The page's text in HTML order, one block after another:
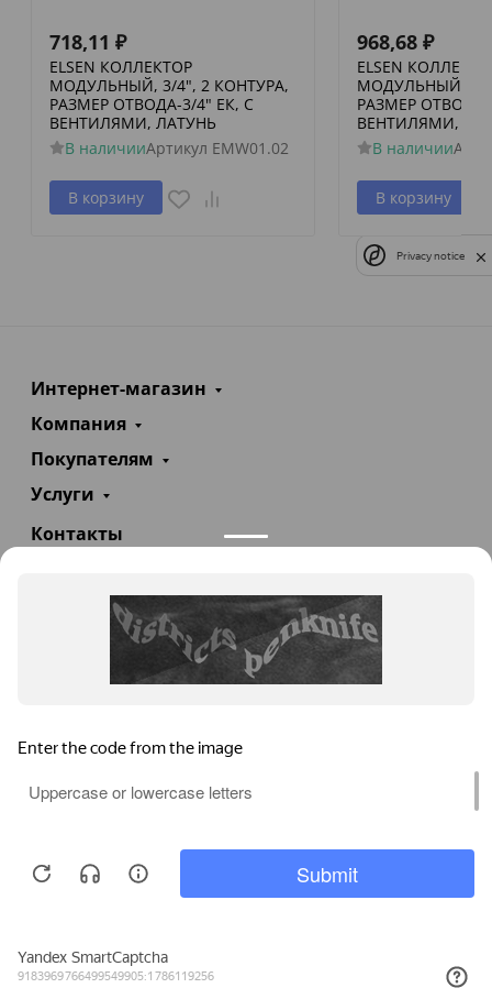
Каталог
718,11 ₽
ELSEN КОЛЛЕКТОР
МОДУЛЬНЫЙ, 3/4", 2 КОНТУРА,
РАЗМЕР ОТВОДА-3/4" ЕК, С
ВЕНТИЛЯМИ, ЛАТУНЬ
В наличииАртикул EMW01.02
В корзину
968,68 ₽
ELSEN
МОДУЛЬНЫЙ, 3/
РАЗМЕР ОТВОДА-
ВЕНТИЛЯМИ,
В наличии
В корзину
Интернет-магазин
Компания
Покупателям
Услуги
Контакты
info@teploexpert.com
Пн—Сб 09:00 – 18:00
TeploExpert.com © 2008 - 2026 Оборудование для
систем отопления, водоснабжения, канализации
Privacy notice